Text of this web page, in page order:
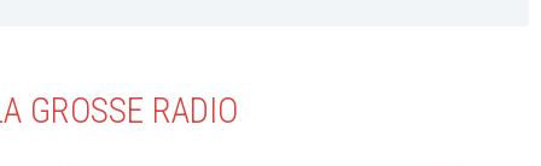
GROSSE RADIO